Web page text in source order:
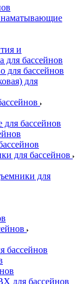
наматывающие
и
для бассейнов
для бассейнов
для
бассейнов
для бассейнов
для
для бассейнов